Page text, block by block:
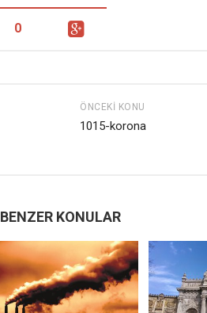
0
ÖNCEKI KONU
1015-korona
BENZER KONULAR